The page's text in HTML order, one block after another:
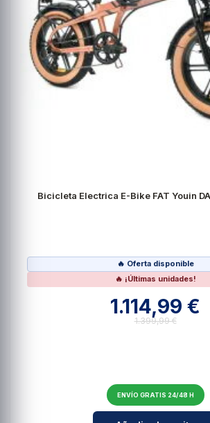
Bicicleta Electrica E-Bike FAT Youin
🔥 Oferta disponible
🔥 ¡Últimas unidades!
1.114,99 €
1.399,99 €
ENVÍO GRATIS 24/48 H
Cantidad